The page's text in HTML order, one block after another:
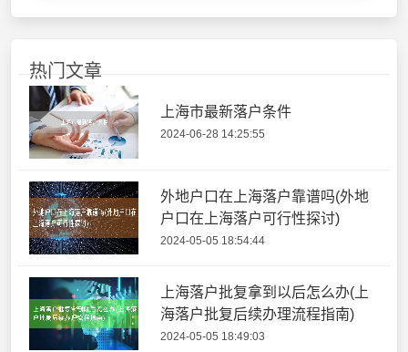
热门文章
上海市最新落户条件
2024-06-28 14:25:55
外地户口在上海落户靠谱吗(外地
户口在上海落户可行性探讨)
2024-05-05 18:54:44
上海落户批复拿到以后怎么办(上
海落户批复后续办理流程指南)
2024-05-05 18:49:03